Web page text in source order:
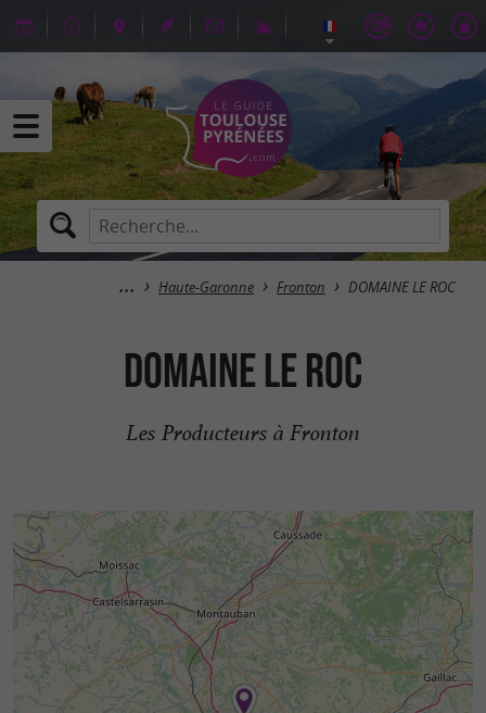
Haute-Garonne Fronton DOMAINE LE ROC
DOMAINE LE ROC
Les Producteurs à Fronton